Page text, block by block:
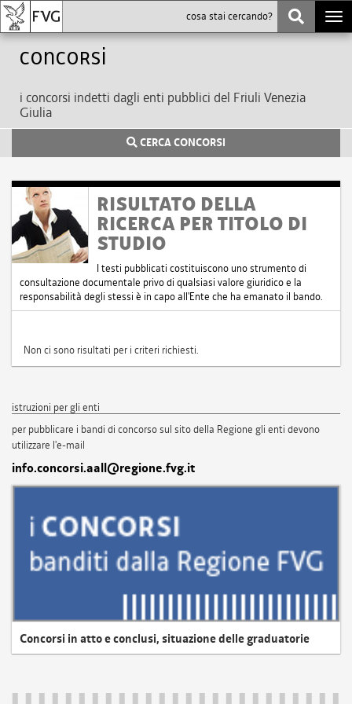
Concorsi
i concorsi indetti dagli enti pubblici del Friuli Venezia
Giulia
CERCA CONCORSI
RISULTATO DELLA
RICERCA PER TITOLO DI
STUDIO
I testi pubblicati costituiscono uno strumento di
consultazione documentale privo di qualsiasi valore giuridico e la
responsabilità degli stessi è in capo all'Ente che ha emanato il bando.
Non ci sono risultati per i criteri richiesti.
istruzioni per gli enti
per pubblicare i bandi di concorso sul sito della Regione gli enti devono
utilizzare l'e-mail
info.concorsi.aall@regione.fvg.it
Concorsi in atto e conclusi, situazione delle graduatorie